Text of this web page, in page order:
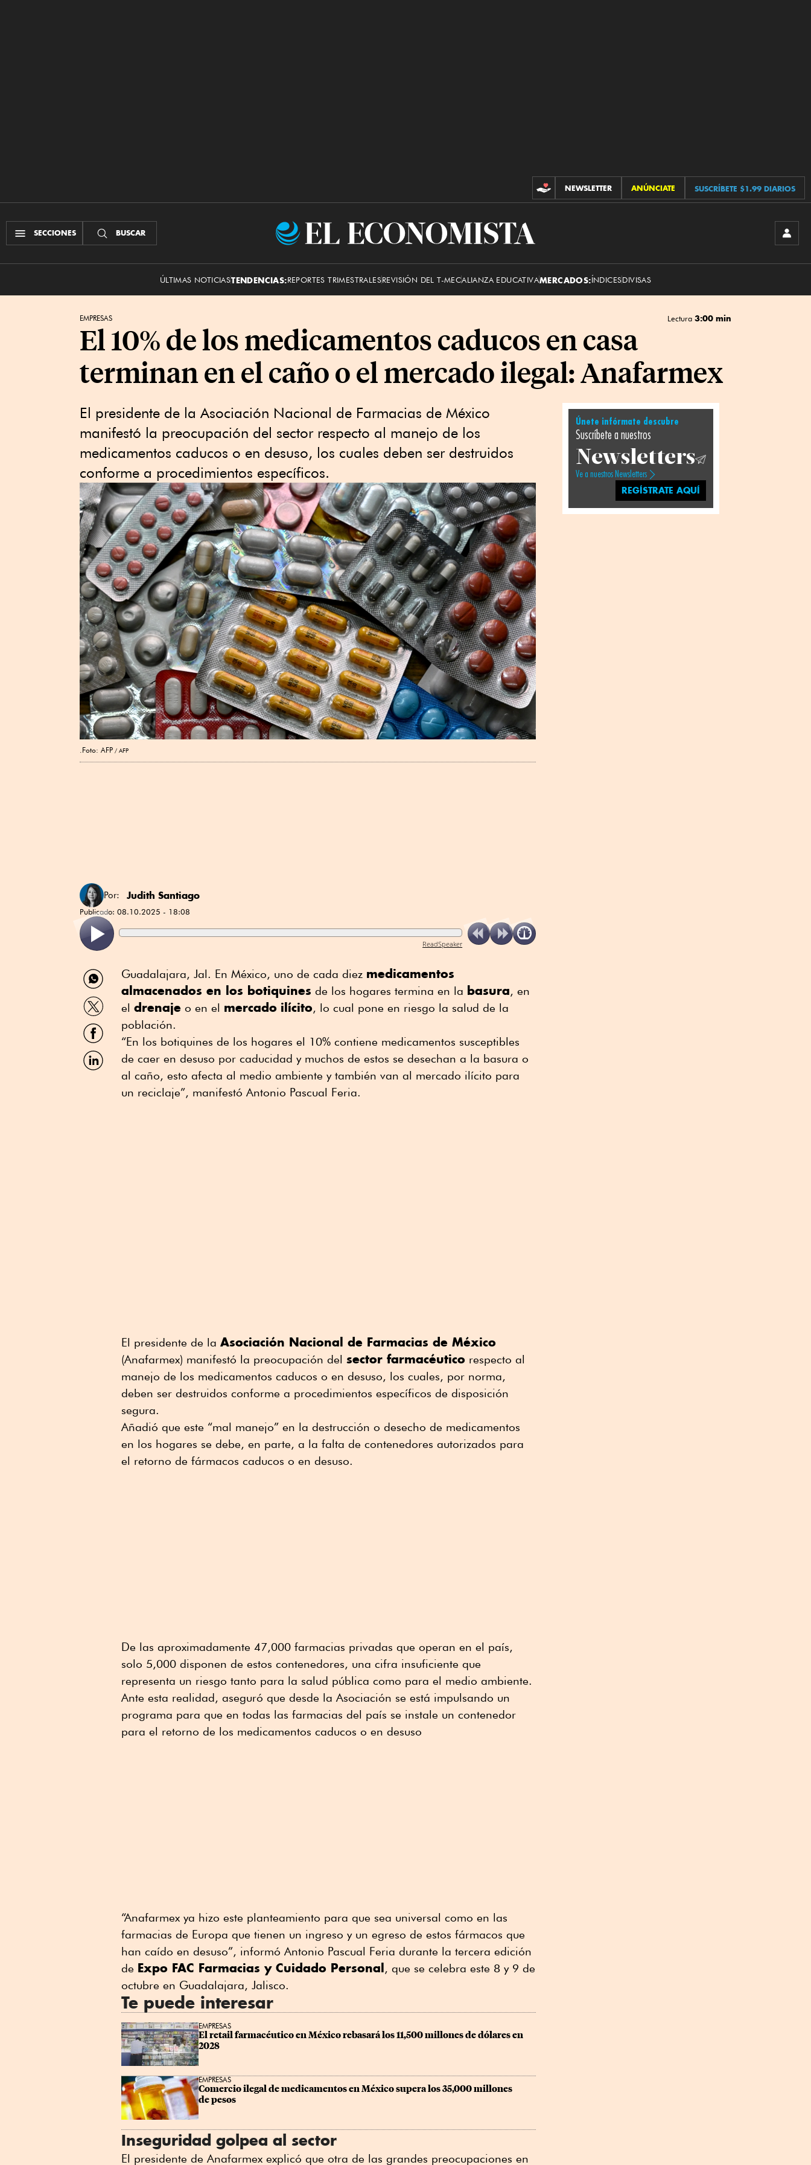
CONTRIBUCIONES
NEWSLETTER ANÚNCIATE SUSCRÍBETE $1.99 DIARIOS
SECCIONES BUSCAR
El
ÚLTIMAS NOTICIASTENDENCIAS:REPORTES TRIMESTRALESREVISIÓN DEL T-MECALIANZA EDUCATIVAMERCADOS:ÍNDICESDIVISAS
EMPRESAS Lectura 3:00 min
El 10% de los medicamentos caducos en casa
terminan en el caño o el mercado ilegal: Anafarmex
El presidente de la Asociación Nacional de Farmacias de México
manifestó la preocupación del sector respecto al manejo de los
medicamentos caducos o en desuso, los cuales deben ser destruidos
conforme a procedimientos específicos.
.Foto: AFP AFP
Por: Judith Santiago
Publicado: 08.10.2025 - 18:08
ReadSpeaker
Compartir
por
WhatsApp
Compartir
por
Twitter
Compartir
por
Facebook
Compartir
por
Guadalajara, Jal. En México, uno de cada diez medicamentos
almacenados en los botiquines de los hogares termina en la basura, en
el drenaje o en el mercado ilícito, lo cual pone en riesgo la salud de la
población.
“En los botiquines de los hogares el 10% contiene medicamentos susceptibles
de caer en desuso por caducidad y muchos de estos se desechan a la basura o
al caño, esto afecta al medio ambiente y también van al mercado ilícito para
un reciclaje”, manifestó Antonio Pascual Feria.
El presidente de la Asociación Nacional de Farmacias de México
(Anafarmex) manifestó la preocupación del sector farmacéutico respecto al
manejo de los medicamentos caducos o en desuso, los cuales, por norma,
deben ser destruidos conforme a procedimientos específicos de disposición
segura.
Añadió que este “mal manejo” en la destrucción o desecho de medicamentos
en los hogares se debe, en parte, a la falta de contenedores autorizados para
el retorno de fármacos caducos o en desuso.
De las aproximadamente 47,000 farmacias privadas que operan en el país,
solo 5,000 disponen de estos contenedores, una cifra insuficiente que
representa un riesgo tanto para la salud pública como para el medio ambiente.
Ante esta realidad, aseguró que desde la Asociación se está impulsando un
programa para que en todas las farmacias del país se instale un contenedor
para el retorno de los medicamentos caducos o en desuso
“Anafarmex ya hizo este planteamiento para que sea universal como en las
farmacias de Europa que tienen un ingreso y un egreso de estos fármacos que
han caído en desuso”, informó Antonio Pascual Feria durante la tercera edición
de Expo FAC Farmacias y Cuidado Personal , que se celebra este 8 y 9 de
octubre en Guadalajara, Jalisco.
Te puede interesar
EMPRESAS
El retail farmacéutico en México rebasará los 11,500 millones de dólares en
2028
EMPRESAS
Comercio ilegal de medicamentos en México supera los 35,000 millones
de pesos
Inseguridad golpea al sector
El presidente de Anafarmex explicó que otra de las grandes preocupaciones en
Únete infórmate descubre
Suscríbete a nuestros
Newsletters
Ve a nuestros Newsletters
REGÍSTRATE AQUÍ